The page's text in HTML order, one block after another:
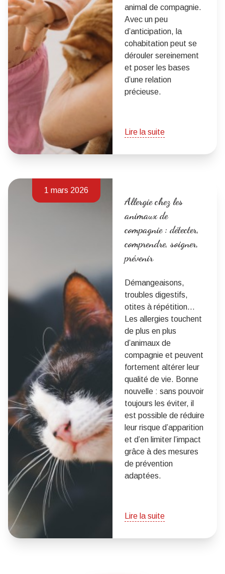
animal de compagnie.
Avec un peu
d’anticipation, la
cohabitation peut se
dérouler sereinement
et poser les bases
d’une relation
précieuse.
Lire la suite
1 mars 2026
Allergie chez les
animaux de
compagnie : détecter,
comprendre, soigner,
prévenir
Démangeaisons,
troubles digestifs,
otites à répétition…
Les allergies touchent
de plus en plus
d’animaux de
compagnie et peuvent
fortement altérer leur
qualité de vie. Bonne
nouvelle : sans pouvoir
toujours les éviter, il
est possible de réduire
leur risque d’apparition
et d’en limiter l’impact
grâce à des mesures
de prévention
adaptées.
Lire la suite